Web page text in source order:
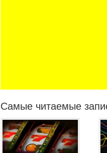
Самые читаемые